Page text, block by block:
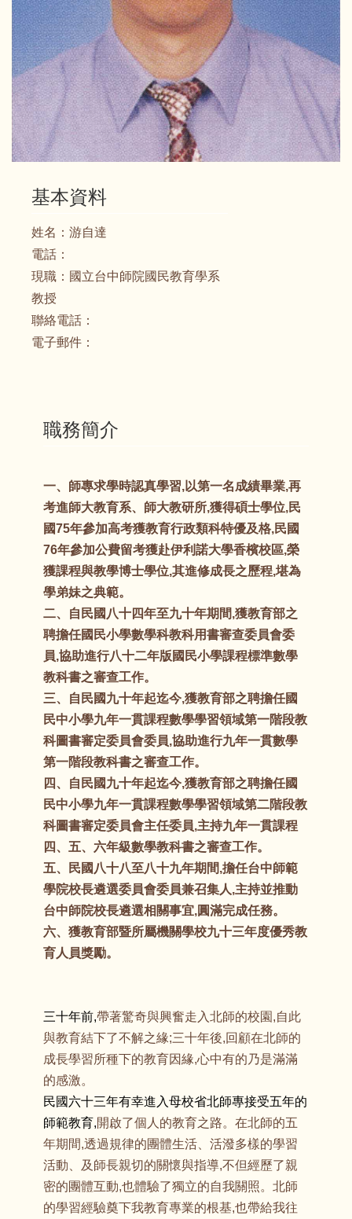
基本資料
姓名： 游自達
電話：
現職： 國立台中師院國民教育學系
教授
聯絡電話：
電子郵件：
職務簡介
一、師專求學時認真學習,以第一名成績畢業,再
考進師大教育系、師大教研所,獲得碩士學位,民
國75年參加高考獲教育行政類科特優及格,民國
76年參加公費留考獲赴伊利諾大學香檳校區,榮
獲課程與教學博士學位,其進修成長之歷程,堪為
學弟妹之典範。
二、自民國八十四年至九十年期間,獲教育部之
聘擔任國民小學數學科教科用書審查委員會委
員,協助進行八十二年版國民小學課程標準數學
教科書之審查工作。
三、自民國九十年起迄今,獲教育部之聘擔任國
民中小學九年一貫課程數學學習領域第一階段教
科圖書審定委員會委員,協助進行九年一貫數學
第一階段教科書之審查工作。
四、自民國九十年起迄今,獲教育部之聘擔任國
民中小學九年一貫課程數學學習領域第二階段教
科圖書審定委員會主任委員,主持九年一貫課程
四、五、六年級數學教科書之審查工作。
五、民國八十八至八十九年期間,擔任台中師範
學院校長遴選委員會委員兼召集人,主持並推動
台中師院校長遴選相關事宜,圓滿完成任務。
六、獲教育部暨所屬機關學校九十三年度優秀教
育人員獎勵。
三十年前,帶著驚奇與興奮走入北師的校園,自此
與教育結下了不解之緣;三十年後,回顧在北師的
成長學習所種下的教育因緣,心中有的乃是滿滿
的感激。
民國六十三年有幸進入母校省北師專接受五年的
師範教育,開啟了個人的教育之路。在北師的五
年期間,透過規律的團體生活、活潑多樣的學習
活動、及師長親切的關懷與指導,不但經歷了親
密的團體互動,也體驗了獨立的自我關照。北師
的學習經驗奠下我教育專業的根基,也帶給我往